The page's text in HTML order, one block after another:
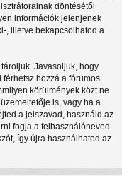
döntésétől
információk jelenjenek
, illetve bekapcsolhatod a
Javasoljuk, hogy
hozzá a fórumos
körülmények közt ne
is, vagy ha a
a jelszavad, használd az
fogja a felhasználóneved
így újra használhatod az